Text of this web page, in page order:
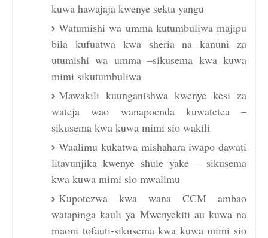
kuwa hawajaja kwenye sekta yangu
Watumishi wa umma kutumbuliwa majipu
bila kufuatwa kwa sheria na kanuni za
utumishi wa umma –sikusema kwa kuwa
mimi sikutumbuliwa
Mawakili kuunganishwa kwenye kesi za
wateja wao wanapoenda kuwatetea –
sikusema kwa kuwa mimi sio wakili
Waalimu kukatwa mishahara iwapo dawati
litavunjika kwenye shule yake – sikusema
kwa kuwa mimi sio mwalimu
Kupotezwa kwa wana CCM ambao
watapinga kauli ya Mwenyekiti au kuwa na
maoni tofauti-sikusema kwa kuwa mimi sio